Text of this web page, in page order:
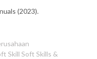
(2023).
Skill Soft Skills &